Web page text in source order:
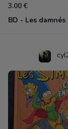
3.00 €